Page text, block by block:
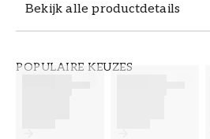
Bekijk alle productdetails
POPULAIRE KEUZES